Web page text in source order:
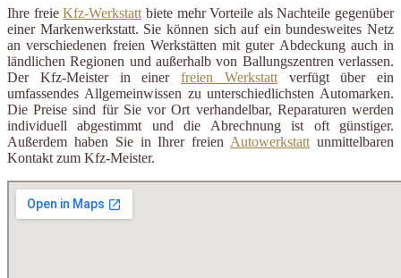
Ihre freieKfz-Werkstattbiete mehr Vorteile als Nachteile gegenüber
einer Markenwerkstatt. Sie können sich auf ein bundesweites Netz
an verschiedenen freien Werkstätten mit guter Abdeckung auch in
ländlichen Regionen und außerhalb von Ballungszentren verlassen.
Der Kfz-Meister in einer freien Werkstattverfügt über ein
umfassendes Allgemeinwissen zu unterschiedlichsten Automarken.
Die Preise sind für Sie vor Ort verhandelbar, Reparaturen werden
individuell abgestimmt und die Abrechnung ist oft günstiger.
Außerdem haben Sie in Ihrer freienAutowerkstattunmittelbaren
Kontakt zum Kfz-Meister.